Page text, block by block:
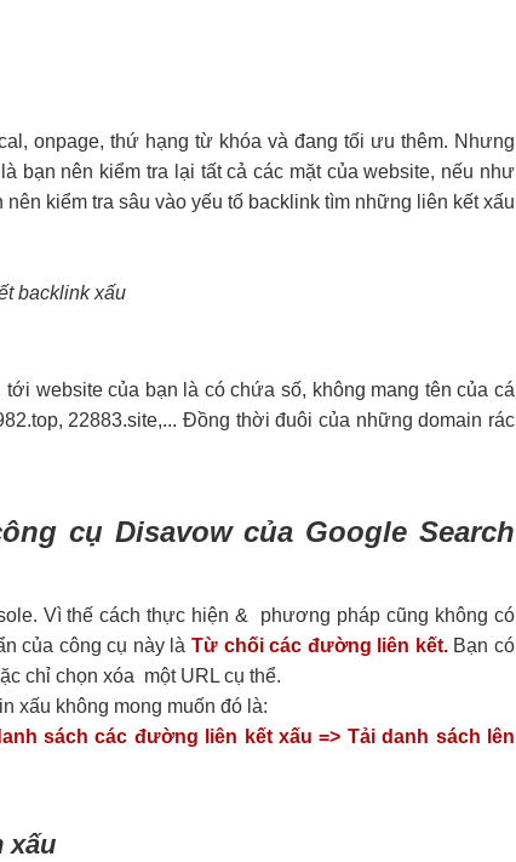
onpage, thứ hạng từ khóa và đang tối ưu thêm. Nhưng
bạn nên kiểm tra lại tất cả các mặt của website, nếu như
kiểm tra sâu vào yếu tố backlink tìm những liên kết xấu
backlink xấu
website của bạn là có chứa số, không mang tên của cá
22883.site,... Đồng thời đuôi của những domain rác
cụ Disavow của Google Search
Vì thế cách thực hiện & phương pháp cũng không có
của công cụ này là Từ chối các đường liên kết.Bạn có
chỉ chọn xóa một URL cụ thể.
xấu không mong muốn đó là:
sách các đường liên kết xấu => Tải danh sách lên
xấu